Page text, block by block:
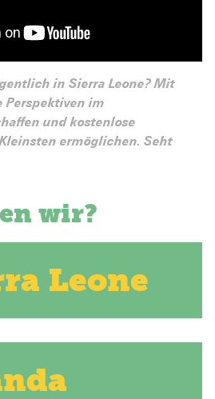
in Sierra Leone? Mit
Perspektiven im
und kostenlose
ermöglichen. Seht
wir?
Leone